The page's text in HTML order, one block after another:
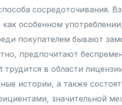
сосредоточивания.
особенном
покупателем бывают
предпочитают
в области
истории, а также
значительной